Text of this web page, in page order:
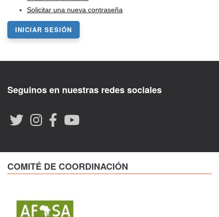
Solicitar una nueva contraseña
INICIAR SESIÓN
Seguinos en nuestras redes sociales
COMITÉ DE COORDINACIÓN